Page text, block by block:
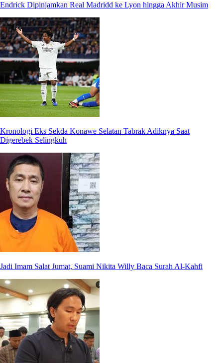
Endrick Dipinjamkan Real Madridd ke Lyon hingga Akhir Musim
Kronologi Eks Sekda Konawe Selatan Tabrak Adiknya Saat
Digerebek Selingkuh
Jadi Imam Salat Jumat, Suami Nikita Willy Baca Surah Al-Kahfi